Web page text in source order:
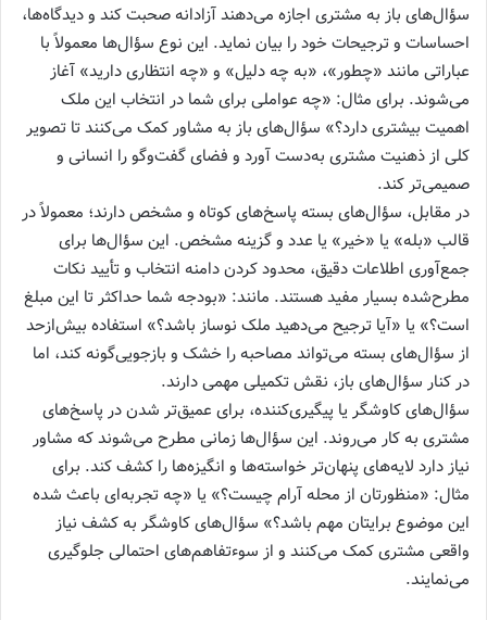
سؤال‌های باز به مشتری اجازه می‌دهند آزادانه صحبت کند و دیدگاه‌ها،
احساسات و ترجیحات خود را بیان نماید. این نوع سؤال‌ها معمولاً با
عباراتی مانند «چطور»، «به چه دلیل» و «چه انتظاری دارید» آغاز
می‌شوند. برای مثال: «چه عواملی برای شما در انتخاب این ملک
اهمیت بیشتری دارد؟» سؤال‌های باز به مشاور کمک می‌کنند تا تصویر
کلی از ذهنیت مشتری به‌دست آورد و فضای گفت‌وگو را انسانی و
صمیمی‌تر کند.
در مقابل، سؤال‌های بسته پاسخ‌های کوتاه و مشخص دارند؛ معمولاً در
قالب «بله» یا «خیر» یا عدد و گزینه مشخص. این سؤال‌ها برای
جمع‌آوری اطلاعات دقیق، محدود کردن دامنه انتخاب و تأیید نکات
مطرح‌شده بسیار مفید هستند. مانند: «بودجه شما حداکثر تا این مبلغ
است؟» یا «آیا ترجیح می‌دهید ملک نوساز باشد؟» استفاده بیش‌ازحد
از سؤال‌های بسته می‌تواند مصاحبه را خشک و بازجویی‌گونه کند، اما
در کنار سؤال‌های باز، نقش تکمیلی مهمی دارند.
سؤال‌های کاوشگر یا پیگیری‌کننده، برای عمیق‌تر شدن در پاسخ‌های
مشتری به کار می‌روند. این سؤال‌ها زمانی مطرح می‌شوند که مشاور
نیاز دارد لایه‌های پنهان‌تر خواسته‌ها و انگیزه‌ها را کشف کند. برای
مثال: «منظورتان از محله آرام چیست؟» یا «چه تجربه‌ای باعث شده
این موضوع برایتان مهم باشد؟» سؤال‌های کاوشگر به کشف نیاز
واقعی مشتری کمک می‌کنند و از سوءتفاهم‌های احتمالی جلوگیری
می‌نمایند.